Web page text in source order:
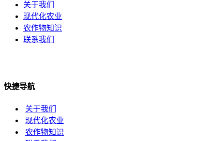
关于我们
现代化农业
农作物知识
联系我们
快捷导航
关于我们
现代化农业
农作物知识